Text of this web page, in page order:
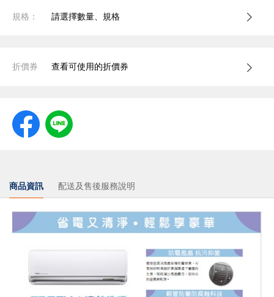
規格： 請選擇數量、規格
折價券 查看可使用的折價券
商品資訊 配送及售後服務說明